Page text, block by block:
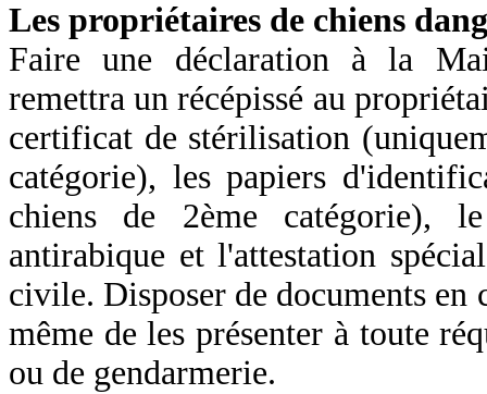
Les propriétaires de chiens
Faire une déclaration à la
remettra un récépissé au
certificat de stérilisation
catégorie), les papiers
chiens de 2ème catégorie),
antirabique et l'attestation
civile. Disposer de documents
même de les présenter à toute
ou de gendarmerie.